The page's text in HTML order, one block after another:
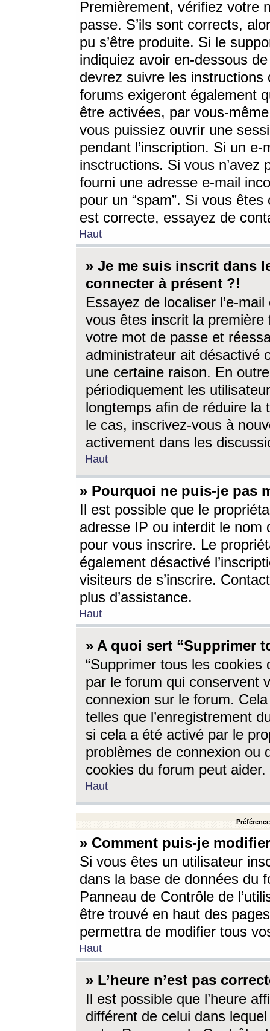
Premièrement, vérifiez votre
passe. S’ils sont corrects,
pu s’être produite. Si le
indiquiez avoir en-dessous
devrez suivre les
forums exigeront également
être activées, par vous-
vous puissiez ouvrir une
pendant l’inscription. Si un
insctructions. Si vous n’avez
fourni une adresse e-mail
pour un “spam”. Si vous
est correcte, essayez de
Haut
» Je me suis inscrit dans
connecter à présent ?!
Essayez de localiser l’e-
vous êtes inscrit la première
votre mot de passe et
administrateur ait désactivé
une certaine raison. En
périodiquement les
longtemps afin de réduire la
le cas, inscrivez-vous à
activement dans les
Haut
» Pourquoi ne puis-je pas
Il est possible que le
adresse IP ou interdit le nom
pour vous inscrire. Le
également désactivé
visiteurs de s’inscrire.
plus d’assistance.
Haut
» A quoi sert “Supprimer
“Supprimer tous les cookies
par le forum qui conservent
connexion sur le forum.
telles que l’enregistrement
si cela a été activé par le
problèmes de connexion ou
cookies du forum peut aider.
Haut
» Comment puis-je
Si vous êtes un utilisateur
dans la base de données du
Panneau de Contrôle de
être trouvé en haut des
permettra de modifier tous
Haut
» L’heure n’est pas
Il est possible que l’heure
différent de celui dans